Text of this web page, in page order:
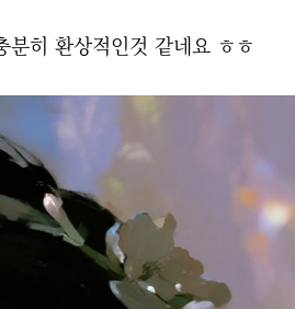
히 환상적인것 같네요 ㅎㅎ